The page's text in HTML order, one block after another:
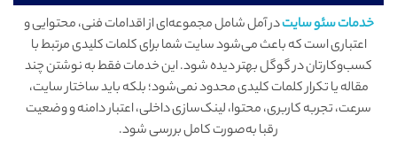
خدمات سئو سایتدر آمل شامل مجموعه‌ای از اقدامات فنی، محتوایی و
اعتباری است که باعث می‌شود سایت شما برای کلمات کلیدی مرتبط با
کسب‌وکارتان در گوگل بهتر دیده شود. این خدمات فقط به نوشتن چند
مقاله یا تکرار کلمات کلیدی محدود نمی‌شود؛ بلکه باید ساختار سایت،
سرعت، تجربه کاربری، محتوا، لینک‌سازی داخلی، اعتبار دامنه و وضعیت
رقبا به‌صورت کامل بررسی شود.